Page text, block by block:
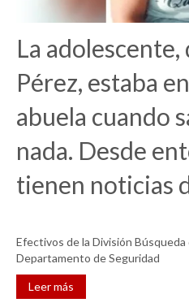
La
Pérez, estaba
abuela cuando
nada. Desde
tienen noticias
Efectivos de la División
Departamento de Seguridad
Leer más